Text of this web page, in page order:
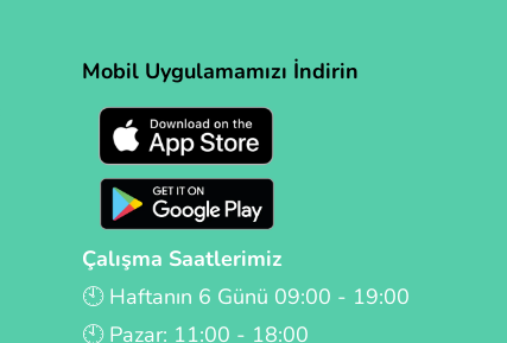
Mobil Uygulamamızı İndirin
Çalışma Saatlerimiz
🕙 Haftanın 6 Günü 09:00 - 19:00
🕙 Pazar: 11:00 - 18:00